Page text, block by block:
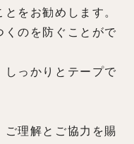
をお勧めします。
くのを防ぐことがで
しっかりとテープで
ご理解とご協力を賜